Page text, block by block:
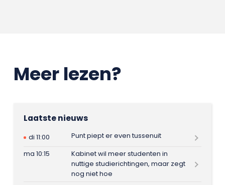
Meer lezen?
Laatste nieuws
di 11:00
Punt piept er even tussenuit
ma 10:15
Kabinet wil meer studenten in
nuttige studierichtingen, maar zegt
nog niet hoe